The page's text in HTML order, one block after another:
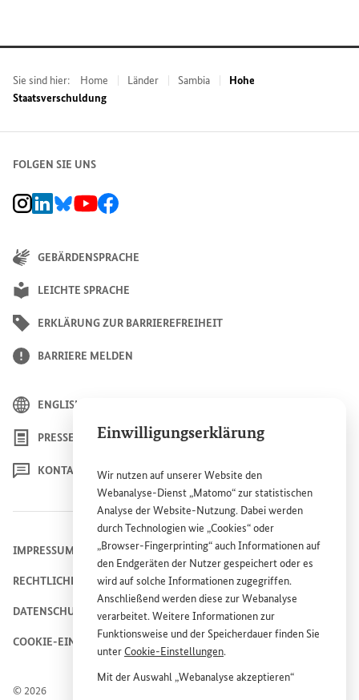
Einwilligungserklärung
Wir nutzen auf unsererWebsite den
Webanalyse-Dienst „Matomo“ zur statistischen
Analyse derWebsite-Nutzung. Dabei werden
durch Technologien wie „Cookies“ oder
„Browser-Fingerprinting“ auch Informationen auf
den Endgeräten der Nutzer gespeichert oder es
wird auf solche Informationen zugegriffen.
Anschließend werden diese zur Webanalyse
verarbeitet. Weitere Informationen zur
Funktionsweise und der Speicherdauer finden Sie
unterCookie-Einstellungen.
Mit der Auswahl „Webanalyse akzeptieren“
Sie sind hier: Home Länder Sambia
Hohe
Staatsverschuldung
FOLGEN SIE UNS
BMZ Instagram-Kanal, Externer Link
BMZ LinkedIn Unternehmensseite, Externer Link
BMZ Bluesky-Seite, Externer Link
BMZ Youtube-Kanal, Externer Link
BMZ Facebook-Seite, Externer Link
GEBÄRDENSPRACHE
LEICHTE SPRACHE
ERKLÄRUNG ZUR BARRIEREFREIHEIT
BARRIERE MELDEN
ENGLISH
PRESSE
KONTAKT
© 2026
IMPRESSUM
RECHTLICHE HINWEISE
DATENSCHUTZHINWEIS
COOKIE-EINSTELLUNGEN